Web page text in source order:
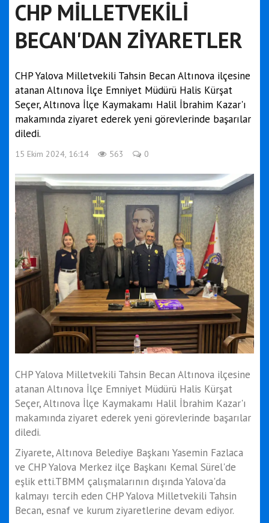
CHP MİLLETVEKİLİ
BECAN'DAN ZİYARETLER
CHP Yalova Milletvekili Tahsin Becan Altınova ilçesine
atanan Altınova İlçe Emniyet Müdürü Halis Kürşat
Seçer, Altınova İlçe Kaymakamı Halil İbrahim Kazar'ı
makamında ziyaret ederek yeni görevlerinde başarılar
diledi.
15 Ekim 2024, 16:14 563 0
CHP Yalova Milletvekili Tahsin Becan Altınova ilçesine
atanan Altınova İlçe Emniyet Müdürü Halis Kürşat
Seçer, Altınova İlçe Kaymakamı Halil İbrahim Kazar'ı
makamında ziyaret ederek yeni görevlerinde başarılar
diledi.
Ziyarete, Altınova Belediye Başkanı Yasemin Fazlaca
ve CHP Yalova Merkez ilçe Başkanı Kemal Sürel'de
eşlik etti.TBMM çalışmalarının dışında Yalova'da
kalmayı tercih eden CHP Yalova Milletvekili Tahsin
Becan, esnaf ve kurum ziyaretlerine devam ediyor.